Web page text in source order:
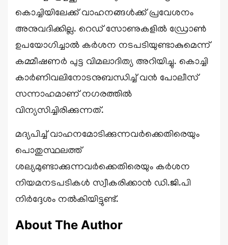
കൊച്ചിയിലേക്ക് വാഹനങ്ങൾക്ക് പ്രവേശനം
അനുവദിക്കില്ല. റെഡ് സോണുകളിൽ ഡ്രോൺ
ഉപയോഗിച്ചാൽ കർശന നടപടിയുണ്ടാകുമെന്ന്
കമ്മീഷണർ പുട്ട വിമലാദിത്യ അറിയിച്ചു. കൊച്ചി
കാർണിവലിനോടനുബന്ധിച്ച് വൻ പോലീസ്
സന്നാഹമാണ് നഗരത്തിൽ
വിന്യസിച്ചിരിക്കുന്നത്.
മദ്യപിച്ച് വാഹനമോടിക്കുന്നവർക്കെതിരെയും
പൊതുസ്ഥലത്ത്
ശല്യമുണ്ടാക്കുന്നവർക്കെതിരെയും കർശന
നിയമനടപടികൾ സ്വീകരിക്കാൻ ഡി.ജി.പി
നിർദ്ദേശം നൽകിയിട്ടുണ്ട്.
About The Author